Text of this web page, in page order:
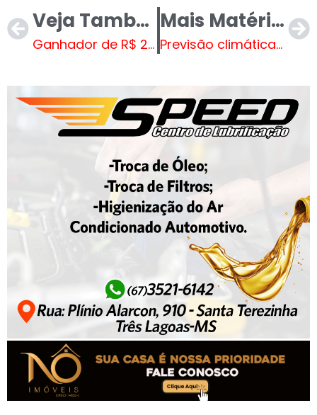
Veja Também
Ganhador de R$ 201 milhões da Mega-Sena morre 24 dias após receber prêmio
Mais Matérias
Previsão climática para o final de semana – Veja o Vídeo